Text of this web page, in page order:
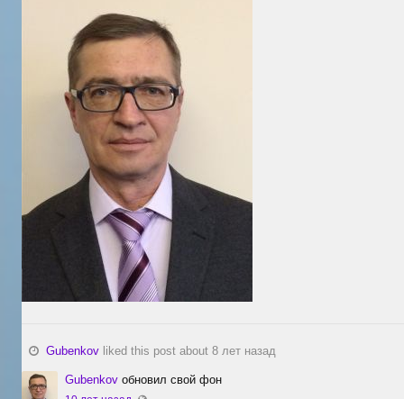
Gubenkov liked this post about 8 лет назад
Gubenkov обновил свой фон